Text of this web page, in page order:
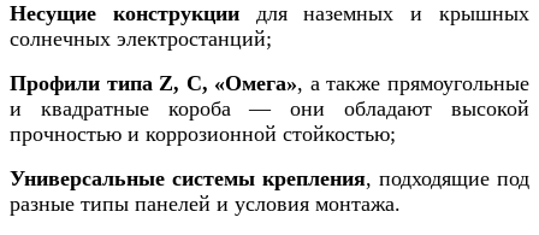
Несущие конструкциидля наземных и крышных
солнечных электростанций;
Профили типа Z, C, «Омега», а также прямоугольные
и квадратные короба — они обладают высокой
прочностью и коррозионной стойкостью;
Универсальные системы крепления, подходящие под
разные типы панелей и условия монтажа.